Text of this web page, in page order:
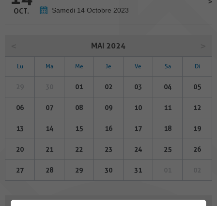
OCT. Samedi 14 Octobre 2023
MAI 2024
Lu Ma Me Je Ve Sa Di
01 02 03 04 05
06 07 08 09 10 11 12
13 14 15 16 17 18 19
20 21 22 23 24 25 26
27 28 29 30 31